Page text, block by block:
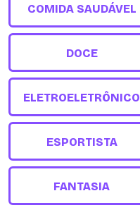
COMIDA SAUDÁVEL
DOCE
ELETROELETRÔNICO
ESPORTISTA
FANTASIA